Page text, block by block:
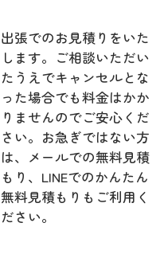
出張でのお見積りをいた
します。ご相談いただい
たうえでキャンセルとな
った場合でも料金はかか
りませんのでご安心くだ
さい。お急ぎではない方
は、メールでの無料見積
もり、LINEでのかんたん
無料見積もりもご利用く
ださい。